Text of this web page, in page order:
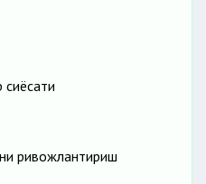
сиёсати
ривожлантириш